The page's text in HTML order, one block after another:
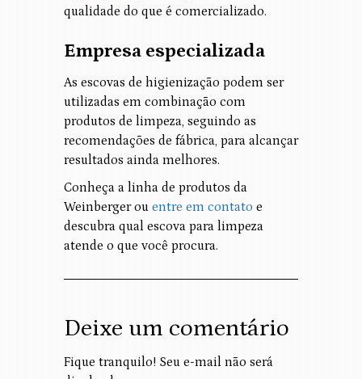
qualidade do que é comercializado.
Empresa especializada
As escovas de higienização podem ser
utilizadas em combinação com
produtos de limpeza, seguindo as
recomendações de fábrica, para alcançar
resultados ainda melhores.
Conheça a linha de produtos da
Weinberger ou entre em contato e
descubra qual escova para limpeza
atende o que você procura.
Deixe um comentário
Fique tranquilo! Seu e-mail não será